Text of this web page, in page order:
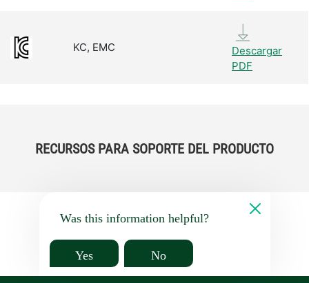
KC, EMC
Descargar
PDF
RECURSOS PARA SOPORTE DEL PRODUCTO
Was this information helpful?
Yes No